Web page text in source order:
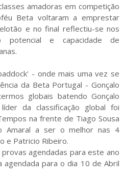
amadoras em competição
Beta voltaram a emprestar
e no final reflectiu-se nos
e capacidade de
- onde mais uma vez se
da Beta Portugal - Gonçalo
globais batendo Gonçalo
da classificação global foi
na frente de Tiago Sousa
Amaral a ser o melhor nas 4
e Patricio Ribeiro.
agendadas para este ano
para o dia 10 de Abril